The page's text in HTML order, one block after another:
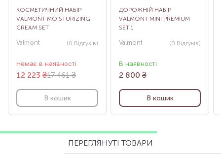
КОСМЕТИЧНИЙ НАБІР
VALMONT MOISTURIZING
CREAM SET
Valmont (0 Відгуків)
Немає в наявності
17 461 ₴
12 223 ₴
В кошик
ДОРОЖНІЙ НАБІР
VALMONT MINI PREMIUM
SET 1
Valmont (0 Відгуків)
В наявності
2 800 ₴
В кошик
ПЕРЕГЛЯНУТІ ТОВАРИ